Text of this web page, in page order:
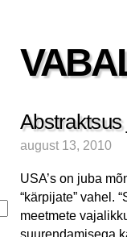
august 13, 2010
USA’s on juba
“kärpijate” vahel.
meetmete
suurendamisega